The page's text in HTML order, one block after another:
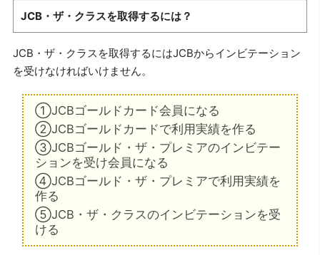
JCB・ザ・クラスを取得するには？
JCB・ザ・クラスを取得するにはJCBからインビテーション
を受けなければいけません。
①JCBゴールドカード会員になる
②JCBゴールドカードで利用実績を作る
③JCBゴールド・ザ・プレミアのインビテー
ションを受け会員になる
④JCBゴールド・ザ・プレミアで利用実績を
作る
⑤JCB・ザ・クラスのインビテーションを受
ける